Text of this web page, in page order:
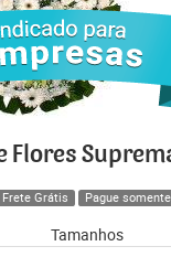
Flores
Frete Grátis Pague
Tamanhos